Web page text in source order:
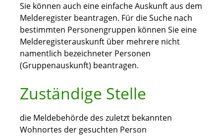
Sie können auch eine einfache Auskunft aus dem
Melderegister beantragen. Für die Suche nach
bestimmten Personengruppen können Sie eine
Melderegisterauskunft über mehrere nicht
namentlich bezeichneter Personen
(Gruppenauskunft) beantragen.
Zuständige Stelle
die Meldebehörde des zuletzt bekannten
Wohnortes der gesuchten Person